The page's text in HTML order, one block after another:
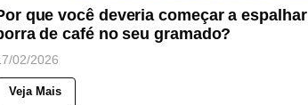
que você deveria começar a espalhar
de café no seu gramado?
02/2026
Veja Mais